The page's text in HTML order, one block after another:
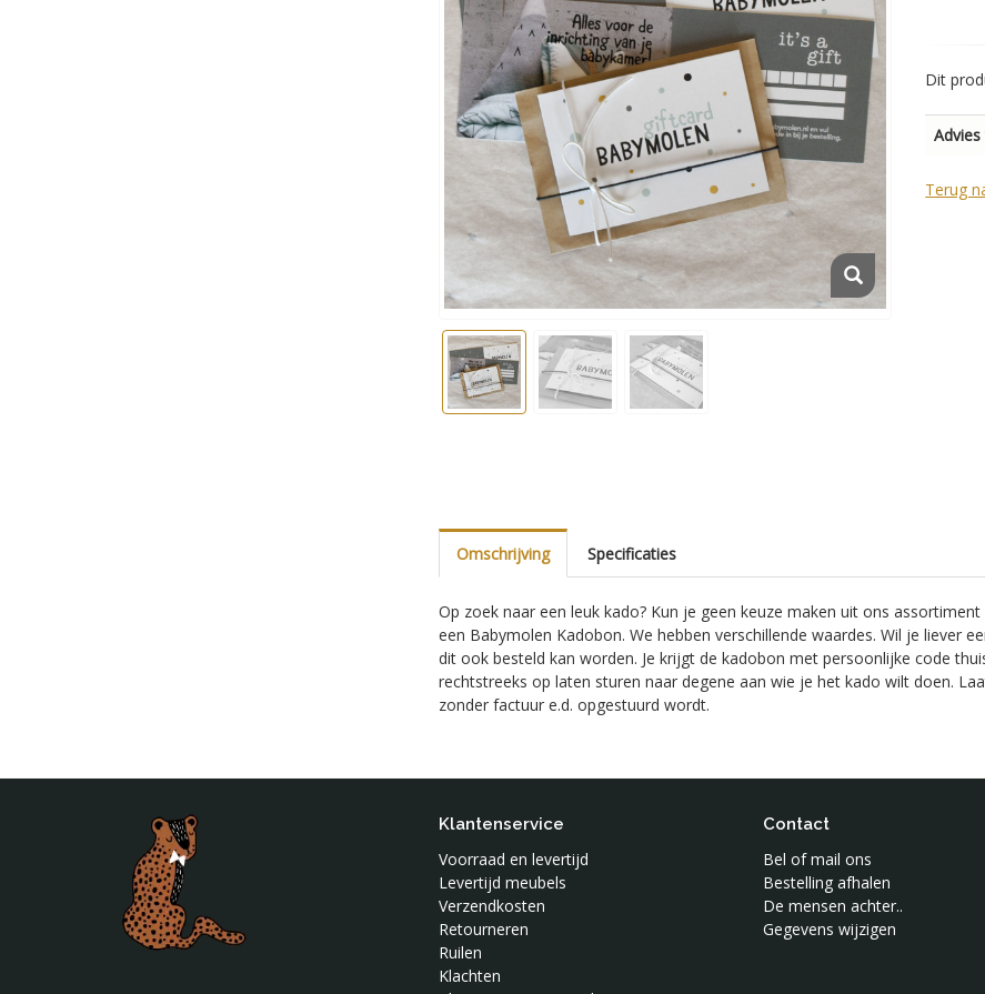
Dit
Terug
Omschrijving Specificaties
Op zoek naar een leuk kado? Kun je geen keuze maken uit ons
een Babymolen Kadobon. We hebben verschillende waardes. Wil je liever
dit ook besteld kan worden. Je krijgt de kadobon met persoonlijke code
rechtstreeks op laten sturen naar degene aan wie je het kado wilt doen.
zonder factuur e.d. opgestuurd wordt.
Klantenservice
Voorraad en levertijd
Levertijd meubels
Verzendkosten
Retourneren
Ruilen
Klachten
Contact
Bel of mail ons
Bestelling afhalen
De mensen achter..
Gegevens wijzigen